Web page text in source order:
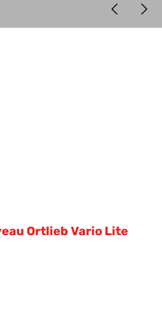
Ortlieb Vario Lite